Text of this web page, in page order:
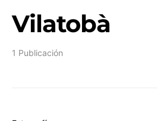
Vilatobà
1 Publicación